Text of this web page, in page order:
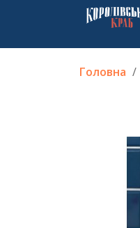
Головна